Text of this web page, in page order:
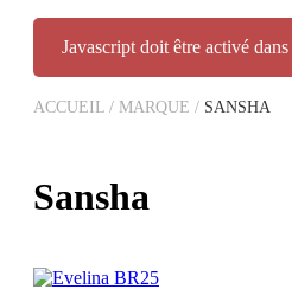
Javascript doit être activé
ACCUEIL / MARQUE / SANSHA
Sansha